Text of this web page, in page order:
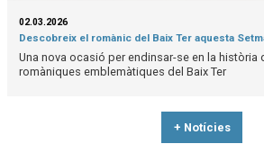
02.03.2026
Descobreix el romànic del Baix Ter aquesta
Una nova ocasió per endinsar-se en la història
romàniques emblemàtiques del Baix Ter
+ Notícies